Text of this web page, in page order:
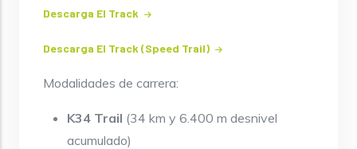
Descarga El Track
Descarga El Track (speed Trail)
Modalidades de carrera:
K34 Trail (34 km y 6.400 m desnivel
acumulado)